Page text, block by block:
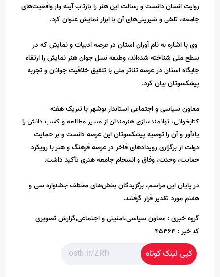
روایت انسان دانست و رسالت این هنر را بازتاب آینه وار واقعیت‌های
جامعه، تلخی و شیرینی‌های آن با ابزار نمایش عنوان کرد.
وی با اشاره به نام آوران استان در عرصه ادبیات و نمایش که در
سطح ملی شناخته شده‌اند، وظیفه نسل جوان هنر نمایش را ارتقاء
جایگاه استان در عرصه تئاتر ملی با تلفیق خلاقیت جوانان و تجربه
پیشکسوتان بیان کرد.
معاون سیاسی و اجتماعی استاندار بوشهر با تبریک هفته
کتابخوانی، توانمندسازی هنرمندان از مسیر مطالعه و کسب دانش را
یادآور و آن را توصیه پیشکسوتان این عرصه دانست و بر حمایت
دولت از برگزاری رویدادهای فاخر در عرصه فرهنگ و هنر با رویکرد
حمایت، وحدت، وفاق و انسجام جامعه هنری تأکید داشت.
در پایان این مراسم، برگزیدگان بخش‌های مختلف جشنواره سی و
هفتم مورد تقدیر قرار گرفتند.
گروه خبری : معاون سیاسی،امنیتی و اجتماعی,گزارش تصویری
کد خبر : 45364
کپی لینک کوتاه